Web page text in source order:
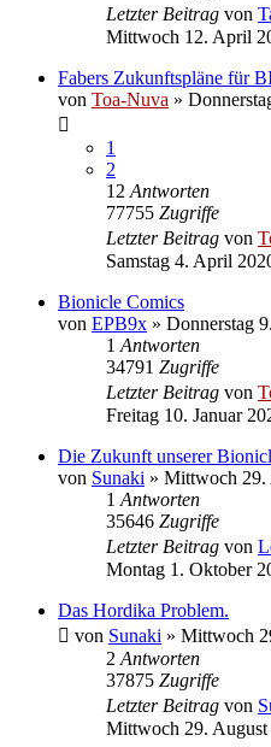
Letzter Beitrag von
Mittwoch 12. April
Fabers Zukunftspläne für
von Toa-Nuva »
1
2
12 Antworten
77755 Zugriffe
Letzter Beitrag von
Samstag 4. April
Bionicle Comics
von EPB9x » Donnerstag
1 Antworten
34791 Zugriffe
Letzter Beitrag von
Freitag 10. Januar
Die Zukunft unserer
von Sunaki » Mittwoch 29.
1 Antworten
35646 Zugriffe
Letzter Beitrag von
Montag 1. Oktober
Das Hordika Problem.
von Sunaki » Mittwoch
2 Antworten
37875 Zugriffe
Letzter Beitrag von
Mittwoch 29. August